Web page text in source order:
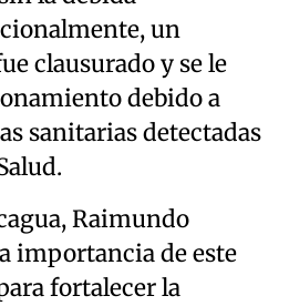
un
clausurado y se le
debido a
sanitarias detectadas
Raimundo
importancia de este
fortalecer la